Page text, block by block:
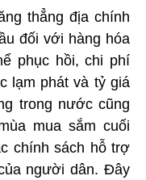
thẳng địa chính
đối với hàng hóa
phục hồi, chi phí
lạm phát và tỷ giá
trong nước cũng
mua sắm cuối
chính sách hỗ trợ
người dân. Đây